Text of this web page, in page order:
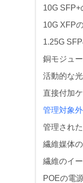
10G SFP+
10G XFP
1.25G
銅モジュ
活動的な
直接付加
管理対象
管理され
繊維媒体
繊維のイ
POEの電